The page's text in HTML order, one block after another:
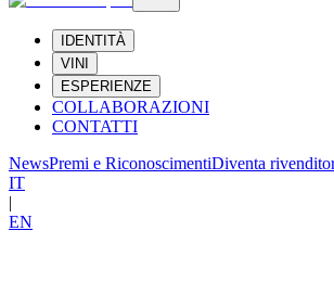
IDENTITÀ
VINI
ESPERIENZE
COLLABORAZIONI
CONTATTI
NewsPremi e RiconoscimentiDiventa
IT
|
EN